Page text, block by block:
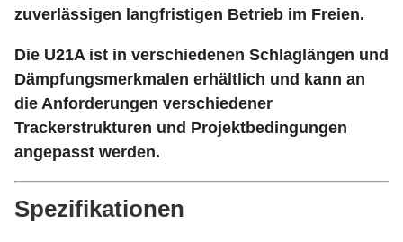
zuverlässigen langfristigen Betrieb im Freien.
Die U21A ist in verschiedenen Schlaglängen und
Dämpfungsmerkmalen erhältlich und kann an
die Anforderungen verschiedener
Trackerstrukturen und Projektbedingungen
angepasst werden.
Spezifikationen